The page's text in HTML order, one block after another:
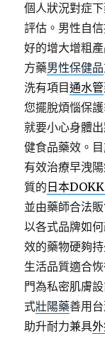
個人狀況對症
評估。男性自
好的增大增粗
方藥男性保健品
洗有項目通水管
您擺脫煩惱保
就要小心身體
健食品藥效。
有效治療早洩
質的 日本
並由藥師合法
以各式品牌如
效的藥物硬夠
生活品質適合
門為私密肌膚
式壯陽藥善用
助升耐力兼具